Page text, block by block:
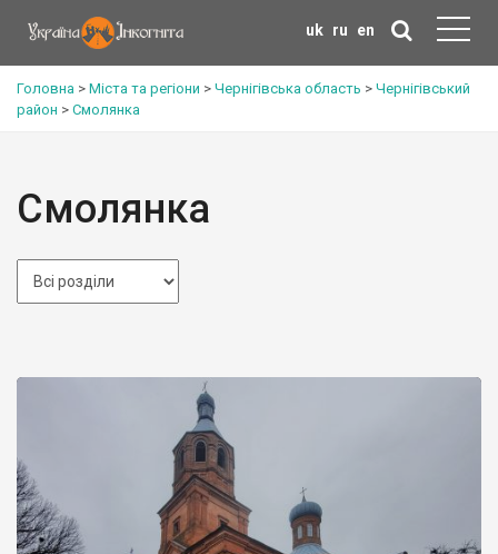
uk ru en
Головна > Міста та регіони > Чернігівська область > Чернігівський
район > Смолянка
Смолянка